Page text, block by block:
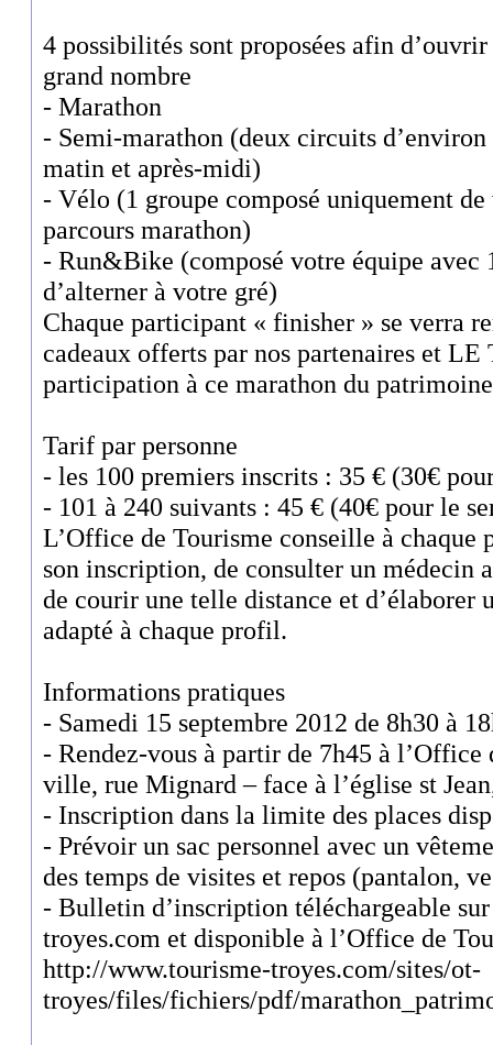
4 possibilités sont proposées afin
grand nombre
- Marathon
- Semi-marathon (deux circuits d’environ
matin et après-midi)
- Vélo (1 groupe composé uniquement
parcours marathon)
- Run&Bike (composé votre équipe avec
d’alterner à votre gré)
Chaque participant « finisher » se verra
cadeaux offerts par nos partenaires et LE
participation à ce marathon du
Tarif par personne
- les 100 premiers inscrits : 35 € (30€
- 101 à 240 suivants : 45 € (40€ pour le
L’Office de Tourisme conseille à chaque
son inscription, de consulter un médecin
de courir une telle distance et d’élaborer
adapté à chaque profil.
Informations pratiques
- Samedi 15 septembre 2012 de 8h30 à
- Rendez-vous à partir de 7h45 à l’Office
ville, rue Mignard – face à l’église st
- Inscription dans la limite des places
- Prévoir un sac personnel avec un
des temps de visites et repos (pantalon,
- Bulletin d’inscription téléchargeable
troyes.com et disponible à l’Office de
http://www.tourisme-troyes.com/sites/ot-
troyes/files/fichiers/pdf/